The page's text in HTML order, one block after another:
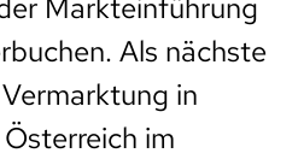
Markteinführung
Als nächste
in
im